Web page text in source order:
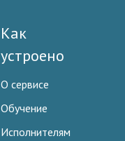
Как
устроено
О сервисе
Обучение
Исполнителям